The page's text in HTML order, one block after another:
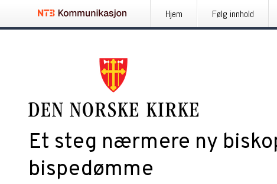
Hjem Følg innhold
Et steg nærmere ny
bispedømme